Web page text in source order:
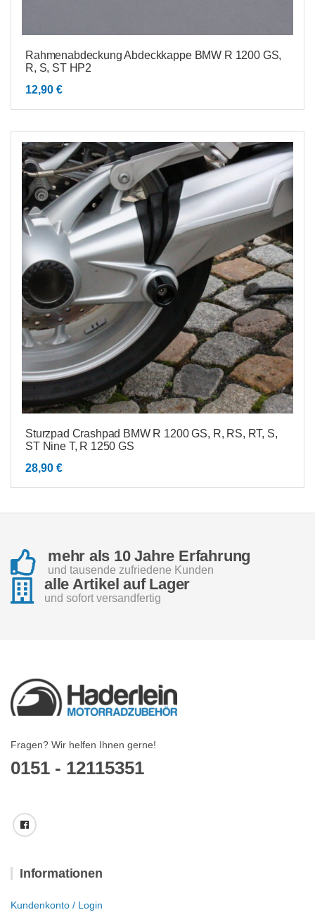
Rahmenabdeckung Abdeckkappe BMW R 1200 GS,
R, S, ST HP2
12,90 €
Sturzpad Crashpad BMW R 1200 GS, R, RS, RT, S,
ST Nine T, R 1250 GS
28,90 €
mehr als 10 Jahre Erfahrung
und tausende zufriedene Kunden
alle Artikel auf Lager
und sofort versandfertig
Fragen? Wir helfen Ihnen gerne!
0151 - 12115351
Informationen
Kundenkonto / Login